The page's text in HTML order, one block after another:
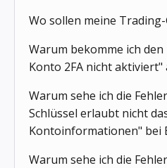
Wo sollen meine
Warum bekomme ich
Konto 2FA nicht aktiviert"
Warum sehe ich die
Schlüssel erlaubt nicht
Kontoinformationen" bei
Warum sehe ich die